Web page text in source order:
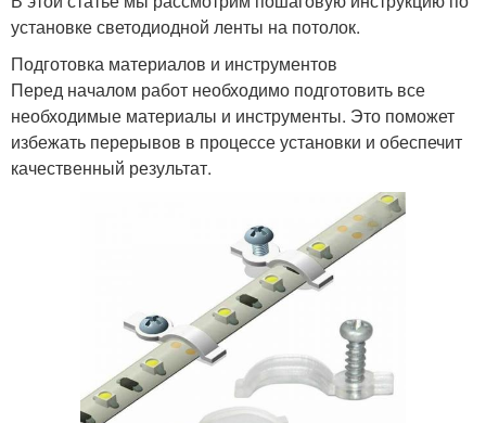
установке светодиодной ленты на потолок.
Подготовка материалов и инструментов
Перед началом работ необходимо подготовить все
необходимые материалы и инструменты. Это поможет
избежать перерывов в процессе установки и обеспечит
качественный результат.